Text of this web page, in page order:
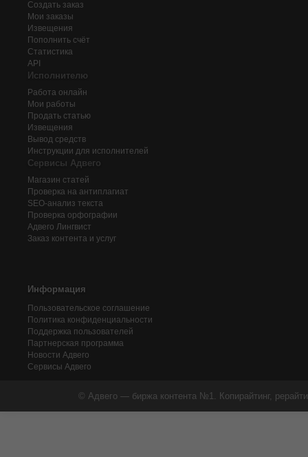
Создать заказ
Мои заказы
Извещения
Пополнить счёт
Статистика
API
Исполнителю
Работа онлайн
Мои работы
Продать статью
Извещения
Вывод средств
Инструкции для исполнителей
Сервисы Адвего
Магазин статей
Проверка на антиплагиат
SEO-анализ текста
Проверка орфографии
Адвего Лингвист
Заказ контента и услуг
Информация
Пользовательское соглашение
Политика конфиденциальности
Поддержка пользователей
Партнерская программа
Новости Адвего
Сервисы Адвего
© Адвего — биржа контента №1. Копирайтинг,